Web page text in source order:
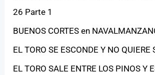
26 Parte 1
BUENOS CORTES en
EL TORO SE ESCONDE Y NO QUIERE
EL TORO SALE ENTRE LOS PINOS Y